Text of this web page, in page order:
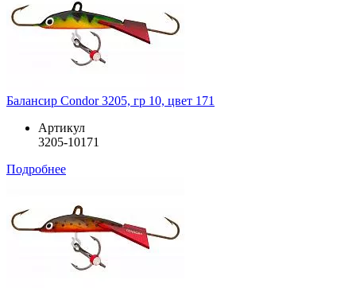
Балансир Condor 3205, гр 10, цвет 171
Артикул
3205-10171
Подробнее